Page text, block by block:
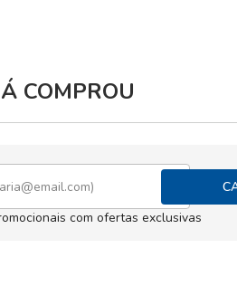
COMPROU
com ofertas exclusivas